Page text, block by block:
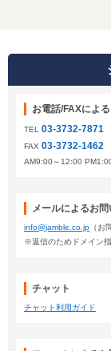
お電話/FAXによ
TEL 03-3732-7871
FAX 03-3732-1462
AM9:00～12:00
メールによるお
info@jamble.co.jp （お
※返信のためドメイン
チャット
チャット利用ガイド